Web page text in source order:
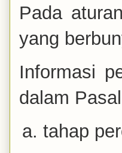
Pada
yang
Informasi
dalam
tahap